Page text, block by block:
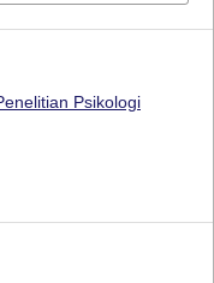
Psikologi